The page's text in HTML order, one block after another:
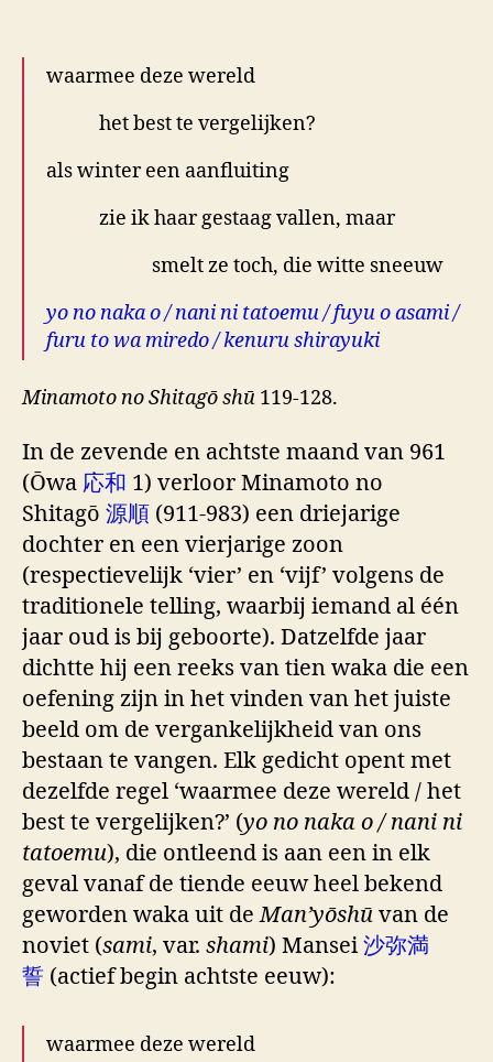
waarmee deze wereld
het best te vergelijken?
als winter een aanfluiting
zie ik haar gestaag vallen, maar
smelt ze toch, die witte sneeuw
yo no naka o / nani ni tatoemu / fuyu o asami /
furu to wa miredo / kenuru shirayuki
Minamoto no Shitagō shū 119-128.
In de zevende en achtste maand van 961
(Ōwa 応和 1) verloor Minamoto no
Shitagō 源順 (911-983) een driejarige
dochter en een vierjarige zoon
(respectievelijk ‘vier’ en ‘vijf’ volgens de
traditionele telling, waarbij iemand al één
jaar oud is bij geboorte). Datzelfde jaar
dichtte hij een reeks van tien waka die een
oefening zijn in het vinden van het juiste
beeld om de vergankelijkheid van ons
bestaan te vangen. Elk gedicht opent met
dezelfde regel ‘waarmee deze wereld / het
best te vergelijken?’ (yo no naka o / nani ni
tatoemu), die ontleend is aan een in elk
geval vanaf de tiende eeuw heel bekend
geworden waka uit deMan’yōshū van de
noviet (sami, var. shami) Mansei沙弥満
誓 (actief begin achtste eeuw):
waarmee deze wereld